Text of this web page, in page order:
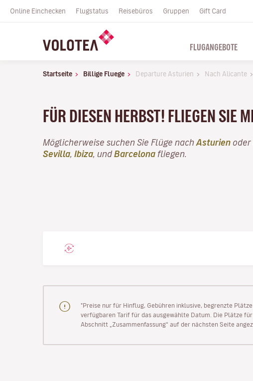
Online Einchecken Flugstatus Reisebüros Gruppen Gift Card
FLUGANGEBOTE
Startseite Billige Fluege Departure Asturien Nach Alicante
FÜR DIESEN HERBST! FLIEGEN SIE
Möglicherweise suchen Sie Flüge nach Asturien oder
Sevilla Ibiza , undBarcelona fliegen.
"Preise nur für Hinflug, Gebühren inklusive, begrenzte
verfügbaren Tarif für das ausgewählte Datum. Die Plätze
Abschnitt „Zusammenfassung“ auf der nächsten Seite